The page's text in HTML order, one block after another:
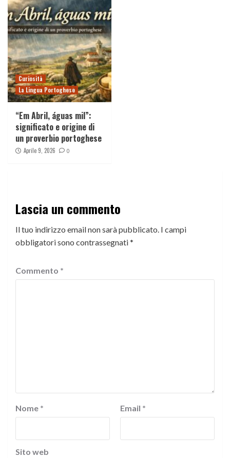
Curiosità
La Lingua Portoghese
“Em Abril, águas mil”:
significato e origine di
un proverbio portoghese
Aprile 9, 2026 0
Lascia un commento
Il tuo indirizzo email non sarà pubblicato. I campi
obbligatori sono contrassegnati*
Commento *
Nome * Email *
Sito web